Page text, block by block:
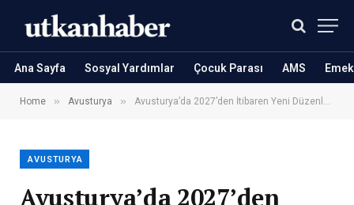
Ana Sayfa Sosyal Yardımlar Çocuk Parası AMS
Home » Avusturya » Avusturya’da 2027’den İtibaren Yeni Düzenleme: Sosyal Yardımda Sıkı Kurallar ve İşe Yönlendirme
AVUSTURYA
Avusturya’da 2027’den